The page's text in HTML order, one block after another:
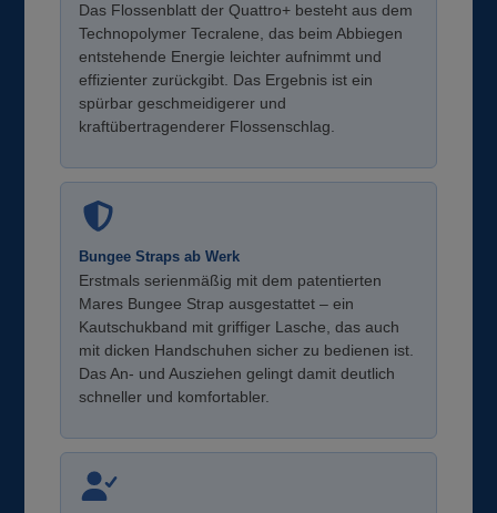
Das Flossenblatt der Quattro+ besteht aus dem
Technopolymer Tecralene, das beim Abbiegen
entstehende Energie leichter aufnimmt und
effizienter zurückgibt. Das Ergebnis ist ein
spürbar geschmeidigerer und
kraftübertragenderer Flossenschlag.
Bungee Straps ab Werk
Erstmals serienmäßig mit dem patentierten
Mares Bungee Strap ausgestattet – ein
Kautschukband mit griffiger Lasche, das auch
mit dicken Handschuhen sicher zu bedienen ist.
Das An- und Ausziehen gelingt damit deutlich
schneller und komfortabler.